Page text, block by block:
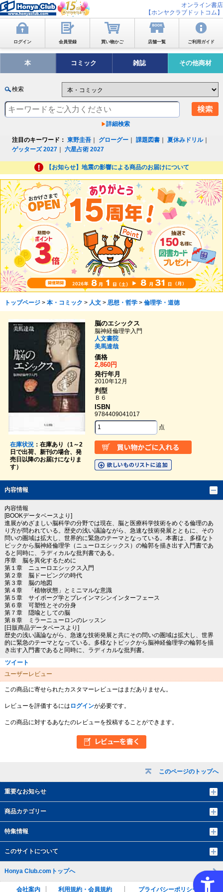
オンライン書店
【ホンヤクラブドットコム】
ログイン 会員登録 買い物かご 店舗一覧 ご利用ガイド
本 コミック 雑誌 その他商材
検索
詳細検索
注目のキーワード： 東野圭吾 グローグー ｜課題図書 ｜夏休みドリル｜
ゲッターズ 2027 ｜六星占術 2027
【お知らせ】地震の影響による商品のお届けについて
このページのトップへ
重要なお知らせ
商品カテゴリー
特集情報
このサイトについて
トップページ> 本・コミック > 人文> 思想・哲学> 倫理学・道徳
在庫状況：在庫あり（1～2
日で出荷、新刊の場合、発
売日以降のお届けになりま
す）
脳のエシックス
脳神経倫理学入門
人文書院
美馬達哉
価格
2,860円
発行年月
2010年12月
判型
Ｂ６
ISBN
9784409041017
点
内容情報
内容情報
[BOOKデータベースより]
進展がめざましい脳科学の分野では現在、脳と医療科学技術をめぐる倫理のあ
り方が問われている。歴史の浅い議論ながら、急速な技術発展とともに、その
問いの圏域は拡大し、世界的に緊急のテーマとなっている。本書は、多様なト
ピックから脳神経倫理学（ニューロエシックス）の輪郭を描き出す入門書であ
ると同時に、ラディカルな批判書である。
序章 脳を異化するために
第１章 ニューロエシックス入門
第２章 脳ドーピングの時代
第３章 脳の地図
第４章 「植物状態」とミニマルな意識
第５章 サイボーグ学とブレインマシンインターフェース
第６章 可塑性とその分身
第７章 隠喩としての脳
第８章 ミラーニューロンのレッスン
[日販商品データベースより]
歴史の浅い議論ながら、急速な技術発展と共にその問いの圏域は拡大し、世界
的に緊急のテーマとなっている。多様なトピックから脳神経倫理学の輪郭を描
き出す入門書であると同時に、ラディカルな批判書。
ツイート
ユーザーレビュー
この商品に寄せられたカスタマーレビューはまだありません。
レビューを評価するには ログインが必要です。
この商品に対するあなたのレビューを投稿することができます。
Honya Club.comトップへ
会社案内 利用規約・会員規約 プライバシーポリシー